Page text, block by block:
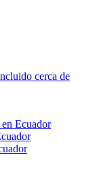
cerca de
Ecuador